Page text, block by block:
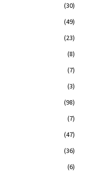
(30)
(49)
(23)
(8)
(7)
(3)
(98)
(7)
(47)
(36)
(6)